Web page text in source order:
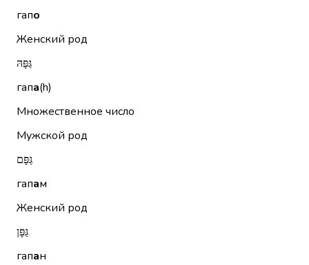
гапо
Женский род
גַּפָּהּ
гапа(h)
Множественное число
Мужской род
גַּפָּם
гапам
Женский род
גַּפָּן
гапан